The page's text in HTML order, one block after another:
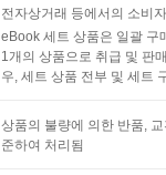
전자상거래 등에서의 소비
eBook 세트 상품은 일괄 구
1개의 상품으로 취급 및 판
우, 세트 상품 전부 및 세트
상품의 불량에 의한 반품,
준하여 처리됨